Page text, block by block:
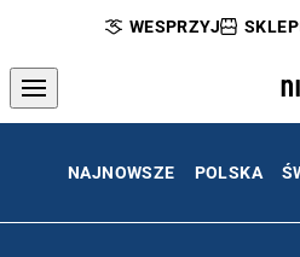
WESPRZYJ SKLEP
NAJNOWSZE POLSKA